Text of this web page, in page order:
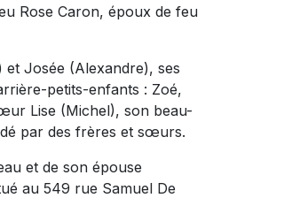
Rose Caron, époux de feu
et Josée (Alexandre), ses
petits-enfants : Zoé,
Lise (Michel), son beau-
par des frères et sœurs.
et de son épouse
au 549 rue Samuel De